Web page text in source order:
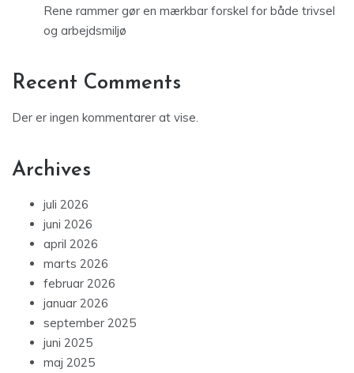
Rene rammer gør en mærkbar forskel for både trivsel
og arbejdsmiljø
Recent Comments
Der er ingen kommentarer at vise.
Archives
juli 2026
juni 2026
april 2026
marts 2026
februar 2026
januar 2026
september 2025
juni 2025
maj 2025